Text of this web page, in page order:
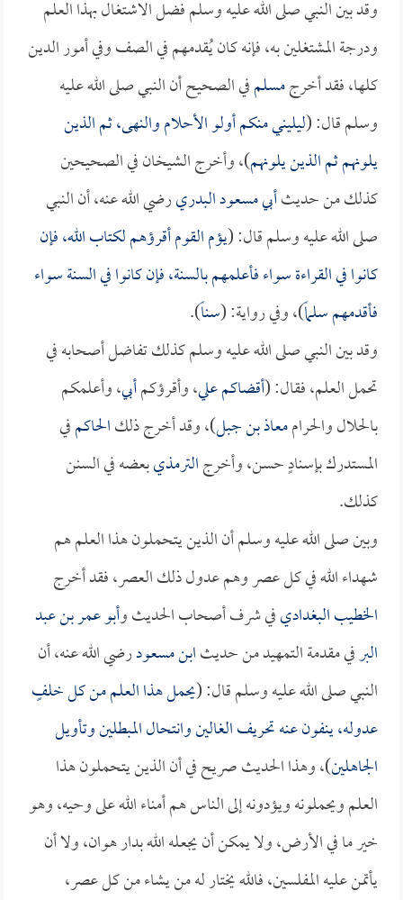
وقد بين النبي صلى الله عليه وسلم فضل الاشتغال بهذا العلم
ودرجة المشتغلين به، فإنه كان يُقدمهم في الصف وفي أمور الدين
كلها، فقد أخرجمسلمفي الصحيح أن النبي صلى الله عليه
وسلم قال: (ليليني منكم أولو الأحلام والنهى، ثم الذين
يلونهم ثم الذين يلونهم)، وأخرج الشيخان في الصحيحين
كذلك من حديثأبي مسعود البدريرضي الله عنه، أن النبي
صلى الله عليه وسلم قال: (يؤم القوم أقرؤهم لكتاب الله، فإن
كانوا في القراءة سواء فأعلمهم بالسنة، فإن كانوا في السنة سواء
فأقدمهم سلماً)، وفي رواية: (سناً).
وقد بين النبي صلى الله عليه وسلم كذلك تفاضل أصحابه في
تحمل العلم، فقال: (أقضاكمعلي، وأقرؤكمأبي، وأعلمكم
بالحلال والحراممعاذ بن جبل)، وقد أخرج ذلكالحاكمفي
المستدرك بإسنادٍ حسن، وأخرجالترمذيبعضه في السنن
كذلك.
وبين صلى الله عليه وسلم أن الذين يتحملون هذا العلم هم
شهداء الله في كل عصر وهم عدول ذلك العصر، فقد أخرج
الخطيب البغداديفي شرف أصحاب الحديث وأبو عمر بن عبد
البرفي مقدمة التمهيد من حديثابن مسعودرضي الله عنه، أن
النبي صلى الله عليه وسلم قال: (يحمل هذا العلم من كل خلفٍ
عدوله، ينفون عنه تحريف الغالين وانتحال المبطلين وتأويل
الجاهلين)، وهذا الحديث صريح في أن الذين يتحملون هذا
العلم ويحملونه ويؤدونه إلى الناس هم أمناء الله على وحيه، وهو
خير ما في الأرض، ولا يمكن أن يجعله الله بدار هوان، ولا أن
يأتمن عليه المفلسين، فالله يختار له من يشاء من كل عصر،